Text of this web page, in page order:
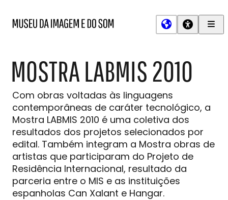
e
do
Som
MOSTRA LABMIS 2010
Com obras voltadas às linguagens
contemporâneas de caráter tecnológico, a
Mostra LABMIS 2010 é uma coletiva dos
resultados dos projetos selecionados por
edital. Também integram a Mostra obras de
artistas que participaram do Projeto de
Residência Internacional, resultado da
parceria entre o MIS e as instituições
espanholas Can Xalant e Hangar.